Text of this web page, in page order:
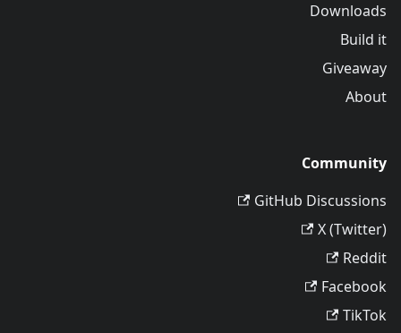
Downloads
Build it
Giveaway
About
Community
GitHub Discussions
X (Twitter)
Reddit
Facebook
TikTok